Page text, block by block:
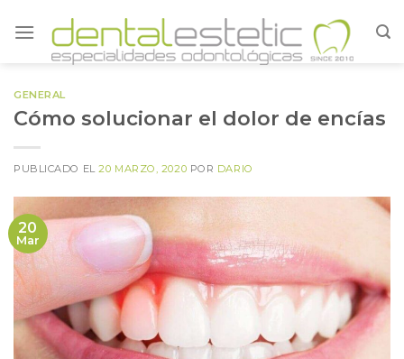
content
GENERAL
Cómo solucionar el dolor de encías
PUBLICADO EL20 MARZO, 2020 POR DARIO
20
Mar